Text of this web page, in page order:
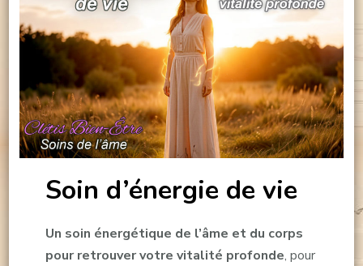
Soin d’énergie de vie
Un soin énergétique de l’âme et du corps
pour retrouver votre vitalité profonde, pour